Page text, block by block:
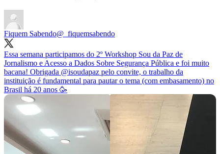
Fiquem Sabendo@_fiquemsabendo
Essa semana participamos do 2º Workshop Sou da Paz de
Jornalismo e Acesso a Dados Sobre Segurança Pública e foi muito
bacana! Obrigada @isoudapaz pelo convite, o trabalho da
instituição é fundamental para pautar o tema (com embasamento) no
Brasil há 20 anos 🥳